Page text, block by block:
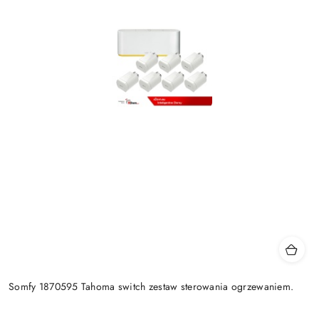
Somfy 1870595 Tahoma switch zestaw sterowania ogrzewaniem.